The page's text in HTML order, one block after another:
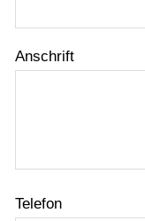
Anschrift
Telefon